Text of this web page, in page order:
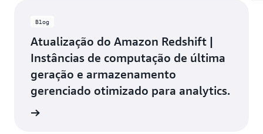
Blog
Atualização do Amazon Redshift |
Instâncias de computação de última
geração e armazenamento
gerenciado otimizado para analytics.